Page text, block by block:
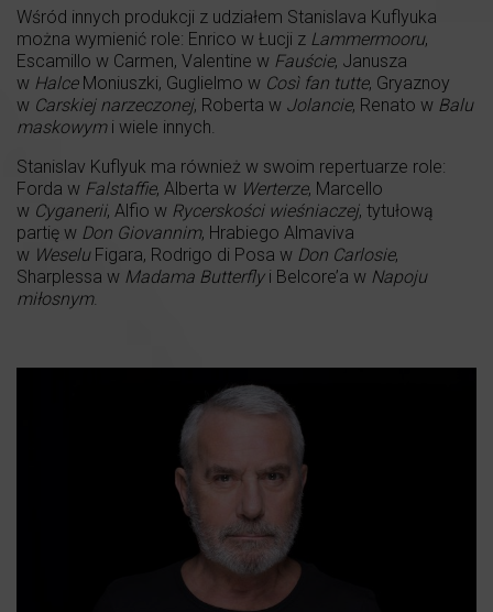
Wśród innych produkcji z udziałem Stanislava Kuflyuka
można wymienić role: Enrico w Łucji z Lammermooru,
Escamillo w Carmen, Valentine w Fauście, Janusza
w HalceMoniuszki, Guglielmo w Così fan tutte, Gryaznoy
w Carskiej narzeczonej, Roberta w Jolancie, Renato w Balu
maskowymi wiele innych.
Stanislav Kuflyuk ma również w swoim repertuarze role:
Forda w Falstaffie, Alberta w Werterze, Marcello
w Cyganerii, Alfio w Rycerskości wieśniaczej, tytułową
partię w Don Giovannim, Hrabiego Almaviva
w WeseluFigara, Rodrigo di Posa w Don Carlosie,
Sharplessa w Madama Butterflyi Belcore’a w Napoju
miłosnym.